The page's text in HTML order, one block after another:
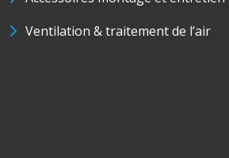
Ventilation & traitement de l’air